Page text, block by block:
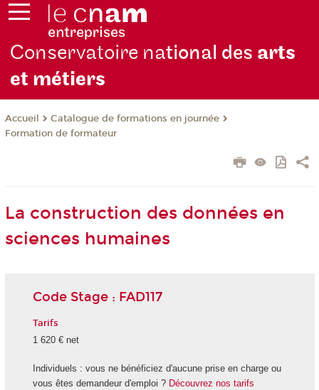
Conservatoire national des arts
et métiers
Accueil
Catalogue de formations en journée
Formation de formateur
La construction des données en
sciences humaines
Code Stage : FAD117
Tarifs
1 620 € net
Individuels : vous ne bénéficiez d'aucune prise en charge ou
vous êtes demandeur d'emploi ? Découvrez nos tarifs